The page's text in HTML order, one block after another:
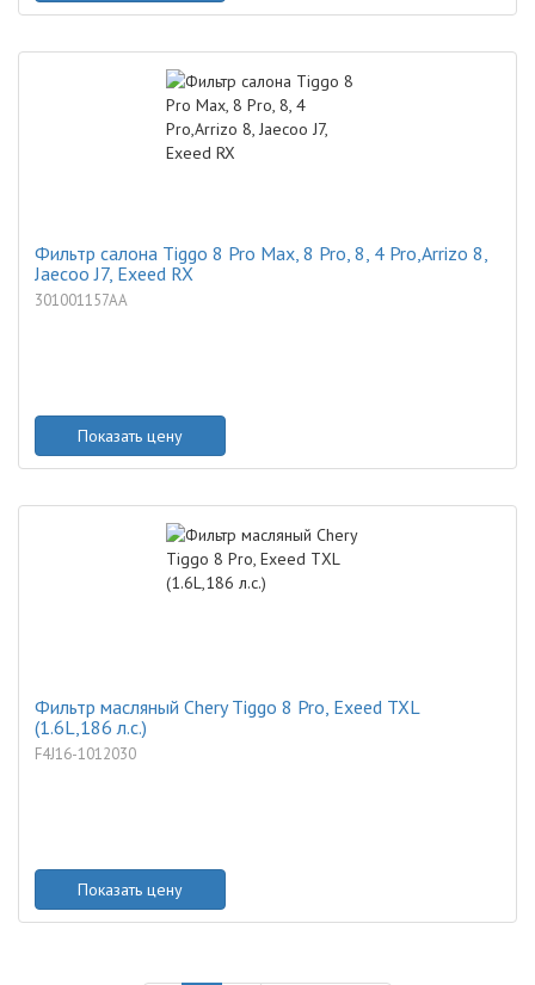
Фильтр салона Tiggo 8 Pro Max, 8 Pro, 8, 4 Pro,Arrizo 8,
Jaecoo J7, Exeed RX
301001157AA
Показать цену
Фильтр масляный Chery Tiggo 8 Pro, Exeed TXL
(1.6L,186 л.с.)
F4J16-1012030
Показать цену